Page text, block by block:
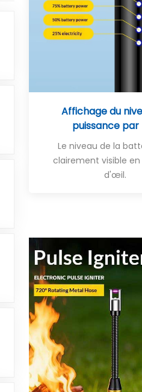
Affichage du
puissance par
Le niveau de la
clairement visible
d'œil.